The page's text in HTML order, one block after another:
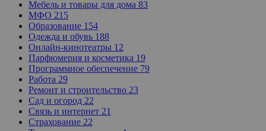
Мебель и товары для дома 83
МФО 215
Образование 154
Одежда и обувь 188
Онлайн-кинотеатры 12
Парфюмерия и косметика 19
Программное обеспечение 79
Работа 29
Ремонт и строительство 23
Сад и огород 22
Связь и интернет 21
Страхование 22